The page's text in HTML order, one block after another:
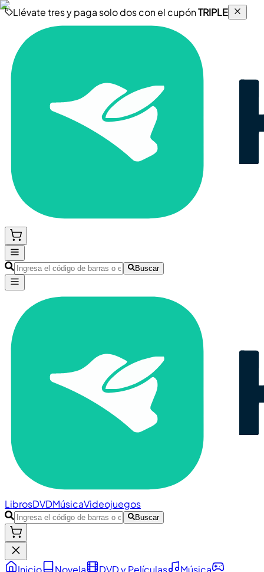
Llévate tres y paga solo dos con el cupónTRIPLE
Buscar
LibrosDVDMúsicaVideojuegos
Buscar
Inicio Novela DVD y Películas
Música